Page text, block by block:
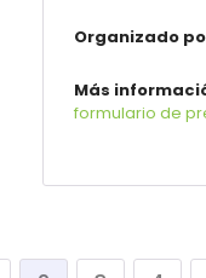
Organizado
Más
formulario de